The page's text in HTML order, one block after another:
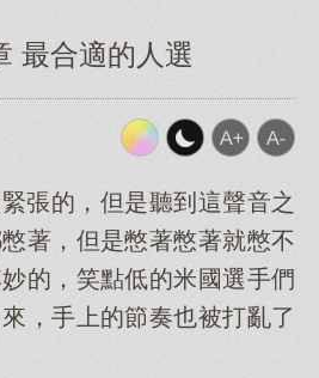
最合適的人選
張的，但是聽到這聲音之
著，但是憋著憋著就憋不
的，笑點低的米國選手們
，手上的節奏也被打亂了